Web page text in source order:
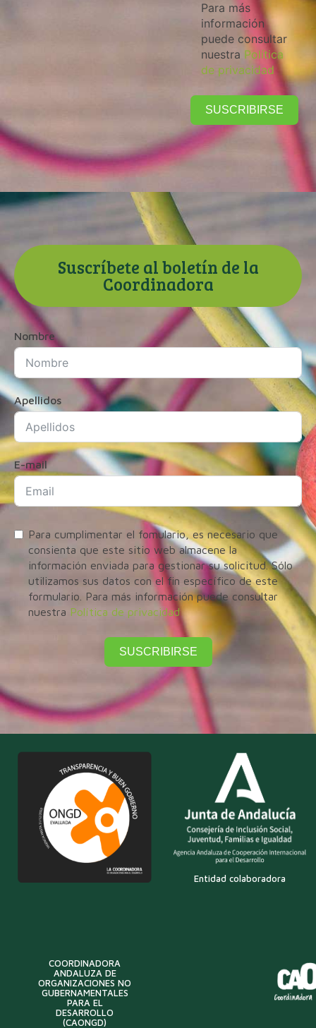
Para más
información
puede consultar
nuestra Política
de privacidad
SUSCRIBIRSE
Suscríbete al boletín de la
Coordinadora
Nombre
Apellidos
E-mail
Para cumplimentar el fomulario, es necesario que
consienta que este sitio web almacene la
información enviada para gestionar su solicitud. Sólo
utilizamos sus datos con el fin específico de este
formulario. Para más información puede consultar
nuestra Política de privacidad
SUSCRIBIRSE
Entidad colaboradora
COORDINADORA
ANDALUZA DE
ORGANIZACIONES NO
GUBERNAMENTALES
PARA EL
DESARROLLO
(CAONGD)